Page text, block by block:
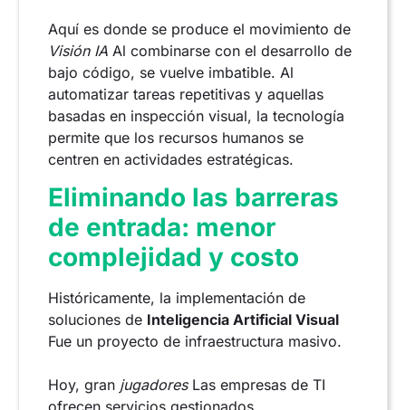
Aquí es donde se produce el movimiento de
Visión IA Al combinarse con el desarrollo de
bajo código, se vuelve imbatible. Al
automatizar tareas repetitivas y aquellas
basadas en inspección visual, la tecnología
permite que los recursos humanos se
centren en actividades estratégicas.
Eliminando las barreras
de entrada: menor
complejidad y costo
Históricamente, la implementación de
soluciones de Inteligencia Artificial Visual
Fue un proyecto de infraestructura masivo.
Hoy, gran jugadoresLas empresas de TI